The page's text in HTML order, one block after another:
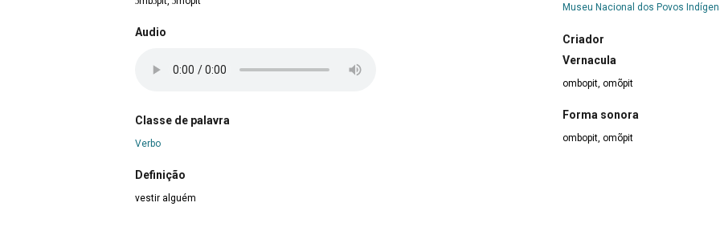
Audio
Classe de palavra
Verbo
Definição
vestir alguém
Museu Nacional dos Povos
Criador
Vernacula
ombopit, omõpit
Forma sonora
ombopit, omõpit